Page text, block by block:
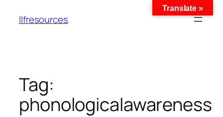
llfresources
Tag:
phonologicalawareness
Translate »